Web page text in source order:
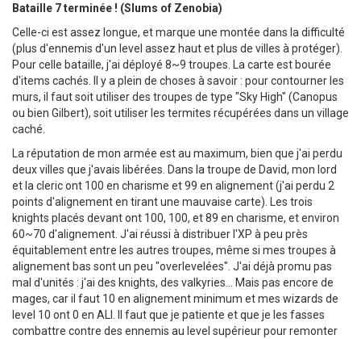
Bataille 7 terminée ! (Slums of Zenobia)
Celle-ci est assez longue, et marque une montée dans la difficulté
(plus d'ennemis d'un level assez haut et plus de villes à protéger).
Pour celle bataille, j'ai déployé 8~9 troupes. La carte est bourée
d'items cachés. Il y a plein de choses à savoir : pour contourner les
murs, il faut soit utiliser des troupes de type "Sky High" (Canopus
ou bien Gilbert), soit utiliser les termites récupérées dans un village
caché.
La réputation de mon armée est au maximum, bien que j'ai perdu
deux villes que j'avais libérées. Dans la troupe de David, mon lord
et la cleric ont 100 en charisme et 99 en alignement (j'ai perdu 2
points d'alignement en tirant une mauvaise carte). Les trois
knights placés devant ont 100, 100, et 89 en charisme, et environ
60~70 d'alignement. J'ai réussi à distribuer l'XP à peu près
équitablement entre les autres troupes, même si mes troupes à
alignement bas sont un peu "overlevelées". J'ai déjà promu pas
mal d'unités : j'ai des knights, des valkyries... Mais pas encore de
mages, car il faut 10 en alignement minimum et mes wizards de
level 10 ont 0 en ALI. Il faut que je patiente et que je les fasses
combattre contre des ennemis au level supérieur pour remonter